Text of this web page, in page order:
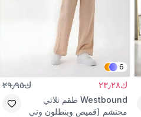
6
ك٢٣٫٢٨ ك٢٩٫٩٥
Westbound طقم ثلاثي
محتشم (قميص وبنطلون وتي